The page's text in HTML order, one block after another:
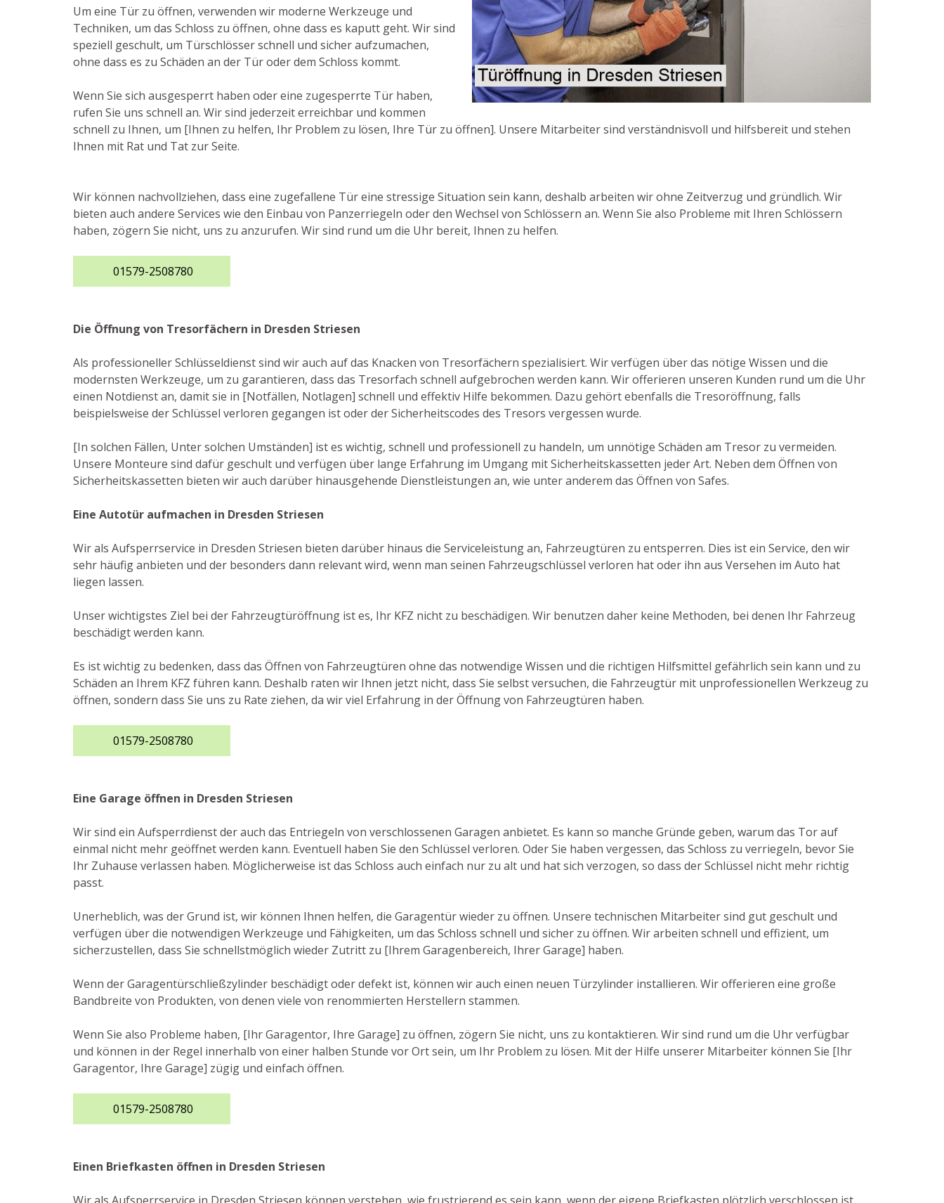
Um eine Tür zu öffnen, verwenden wir moderne Werkzeuge und
Techniken, um das Schloss zu öffnen, ohne dass es kaputt geht. Wir sind
speziell geschult, um Türschlösser schnell und sicher aufzumachen,
ohne dass es zu Schäden an der Tür oder dem Schloss kommt.
Wenn Sie sich ausgesperrt haben oder eine zugesperrte Tür haben,
rufen Sie uns schnell an. Wir sind jederzeit erreichbar und kommen
schnell zu Ihnen, um [Ihnen zu helfen, Ihr Problem zu lösen, Ihre Tür zu öffnen]. Unsere Mitarbeiter sind verständnisvoll und hilfsbereit und stehen
Ihnen mit Rat und Tat zur Seite.
Wir können nachvollziehen, dass eine zugefallene Tür eine stressige Situation sein kann, deshalb arbeiten wir ohne Zeitverzug und gründlich. Wir
bieten auch andere Services wie den Einbau von Panzerriegeln oder den Wechsel von Schlössern an. Wenn Sie also Probleme mit Ihren Schlössern
haben, zögern Sie nicht, uns zu anzurufen. Wir sind rund um die Uhr bereit, Ihnen zu helfen.
01579-2508780
Die Öffnung von Tresorfächern in Dresden Striesen
Als professioneller Schlüsseldienst sind wir auch auf das Knacken von Tresorfächern spezialisiert. Wir verfügen über das nötige Wissen und die
modernsten Werkzeuge, um zu garantieren, dass das Tresorfach schnell aufgebrochen werden kann. Wir offerieren unseren Kunden rund um die Uhr
einen Notdienst an, damit sie in [Notfällen, Notlagen] schnell und effektiv Hilfe bekommen. Dazu gehört ebenfalls die Tresoröffnung, falls
beispielsweise der Schlüssel verloren gegangen ist oder der Sicherheitscodes des Tresors vergessen wurde.
[In solchen Fällen, Unter solchen Umständen] ist es wichtig, schnell und professionell zu handeln, um unnötige Schäden am Tresor zu vermeiden.
Unsere Monteure sind dafür geschult und verfügen über lange Erfahrung im Umgang mit Sicherheitskassetten jeder Art. Neben dem Öffnen von
Sicherheitskassetten bieten wir auch darüber hinausgehende Dienstleistungen an, wie unter anderem das Öffnen von Safes.
Eine Autotür aufmachen in Dresden Striesen
Wir als Aufsperrservice in Dresden Striesen bieten darüber hinaus die Serviceleistung an, Fahrzeugtüren zu entsperren. Dies ist ein Service, den wir
sehr häufig anbieten und der besonders dann relevant wird, wenn man seinen Fahrzeugschlüssel verloren hat oder ihn aus Versehen im Auto hat
liegen lassen.
Unser wichtigstes Ziel bei der Fahrzeugtüröffnung ist es, Ihr KFZ nicht zu beschädigen. Wir benutzen daher keine Methoden, bei denen Ihr Fahrzeug
beschädigt werden kann.
Es ist wichtig zu bedenken, dass das Öffnen von Fahrzeugtüren ohne das notwendige Wissen und die richtigen Hilfsmittel gefährlich sein kann und zu
Schäden an Ihrem KFZ führen kann. Deshalb raten wir Ihnen jetzt nicht, dass Sie selbst versuchen, die Fahrzeugtür mit unprofessionellen Werkzeug zu
öffnen, sondern dass Sie uns zu Rate ziehen, da wir viel Erfahrung in der Öffnung von Fahrzeugtüren haben.
01579-2508780
Eine Garage öffnen in Dresden Striesen
Wir sind ein Aufsperrdienst der auch das Entriegeln von verschlossenen Garagen anbietet. Es kann so manche Gründe geben, warum das Tor auf
einmal nicht mehr geöffnet werden kann. Eventuell haben Sie den Schlüssel verloren. Oder Sie haben vergessen, das Schloss zu verriegeln, bevor Sie
Ihr Zuhause verlassen haben. Möglicherweise ist das Schloss auch einfach nur zu alt und hat sich verzogen, so dass der Schlüssel nicht mehr richtig
passt.
Unerheblich, was der Grund ist, wir können Ihnen helfen, die Garagentür wieder zu öffnen. Unsere technischen Mitarbeiter sind gut geschult und
verfügen über die notwendigen Werkzeuge und Fähigkeiten, um das Schloss schnell und sicher zu öffnen. Wir arbeiten schnell und effizient, um
sicherzustellen, dass Sie schnellstmöglich wieder Zutritt zu [Ihrem Garagenbereich, Ihrer Garage] haben.
Wenn der Garagentürschließzylinder beschädigt oder defekt ist, können wir auch einen neuen Türzylinder installieren. Wir offerieren eine große
Bandbreite von Produkten, von denen viele von renommierten Herstellern stammen.
Wenn Sie also Probleme haben, [Ihr Garagentor, Ihre Garage] zu öffnen, zögern Sie nicht, uns zu kontaktieren. Wir sind rund um die Uhr verfügbar
und können in der Regel innerhalb von einer halben Stunde vor Ort sein, um Ihr Problem zu lösen. Mit der Hilfe unserer Mitarbeiter können Sie [Ihr
Garagentor, Ihre Garage] zügig und einfach öffnen.
01579-2508780
Einen Briefkasten öffnen in Dresden Striesen